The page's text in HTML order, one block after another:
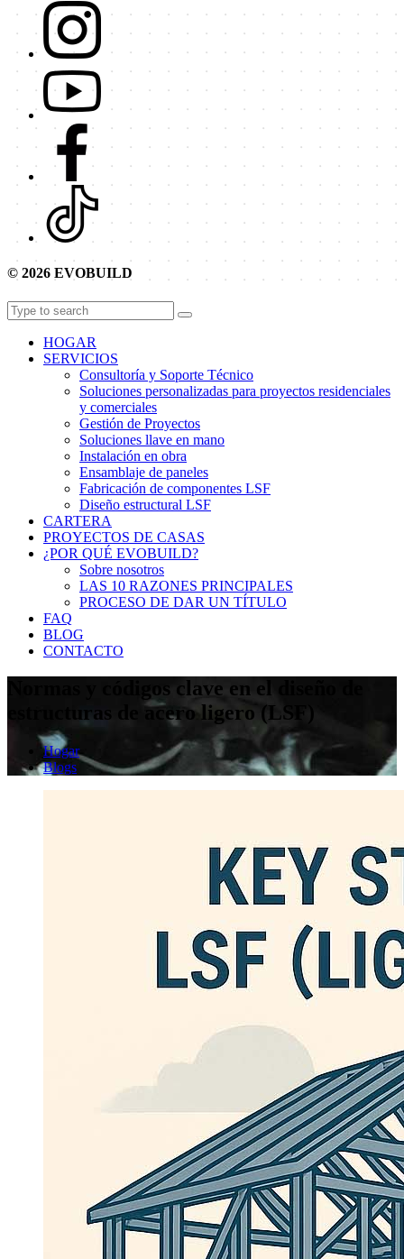
© 2026 EVOBUILD
HOGAR
SERVICIOS
Consultoría y Soporte Técnico
Soluciones personalizadas para proyectos residenciales
y comerciales
Gestión de Proyectos
Soluciones llave en mano
Instalación en obra
Ensamblaje de paneles
Fabricación de componentes LSF
Diseño estructural LSF
CARTERA
PROYECTOS DE CASAS
¿POR QUÉ EVOBUILD?
Sobre nosotros
LAS 10 RAZONES PRINCIPALES
PROCESO DE DAR UN TÍTULO
FAQ
BLOG
CONTACTO
Normas y códigos clave en el diseño de
estructuras de acero ligero (LSF)
Hogar
Blogs